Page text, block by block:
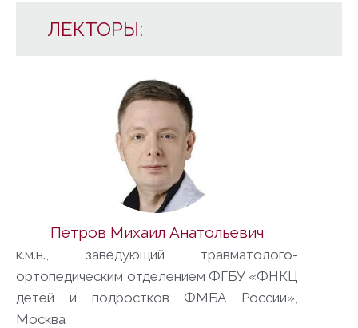
ЛЕКТОРЫ:
Петров Михаил Анатольевич
к.м.н., заведующий травматолого-
ортопедическим отделением ФГБУ «ФНКЦ
детей и подростков ФМБА России»,
Москва